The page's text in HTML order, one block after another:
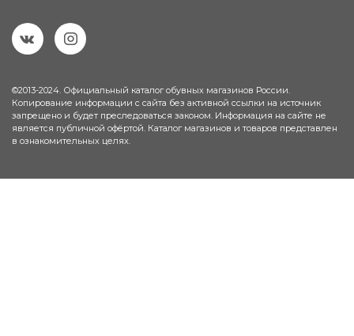
©2013-2024. Официальный каталог обувных магазинов России.
Копирование информации с сайта без активной ссылки на источник
запрещено и будет преследоваться законом. Информация на сайте не
является публичной офёртой. Каталог магазинов и товаров представлен
в ознакомительных целях.